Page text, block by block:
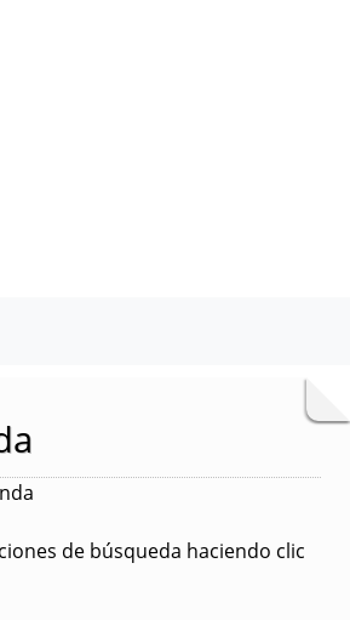
de búsqueda haciendo clic